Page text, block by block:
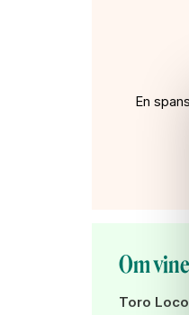
En
Om
Toro